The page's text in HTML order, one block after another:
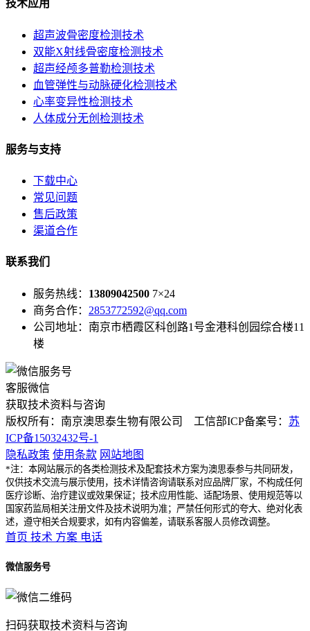
技术应用
超声波骨密度检测技术
双能X射线骨密度检测技术
超声经颅多普勒检测技术
血管弹性与动脉硬化检测技术
心率变异性检测技术
人体成分无创检测技术
服务与支持
下载中心
常见问题
售后政策
渠道合作
联系我们
服务热线： 13809042500 7×24
商务合作： 2853772592@qq.com
公司地址：南京市栖霞区科创路1号金港科创园综合楼11
楼
客服微信
获取技术资料与咨询
版权所有：南京澳思泰生物有限公司 工信部ICP备案号： 苏
ICP备15032432号-1
隐私政策 使用条款 网站地图
*注：本网站展示的各类检测技术及配套技术方案为澳思泰参与共同研发，
仅供技术交流与展示使用，技术详情咨询请联系对应品牌厂家，不构成任何
医疗诊断、治疗建议或效果保证；技术应用性能、适配场景、使用规范等以
国家药监局相关注册文件及技术说明为准；严禁任何形式的夸大、绝对化表
述，遵守相关合规要求，如有内容偏差，请联系客服人员修改调整。
首页 技术 方案 电话
微信服务号
扫码获取技术资料与咨询